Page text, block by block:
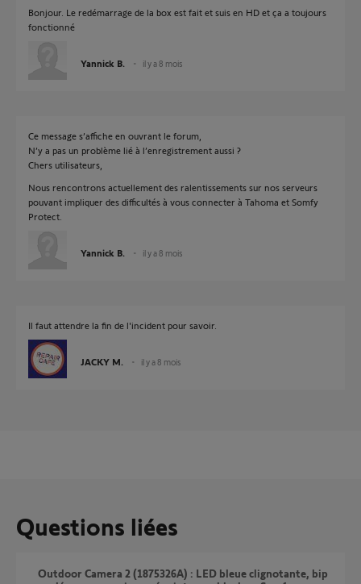
Bonjour. Le redémarrage de la box est fait et suis en HD et ça a toujours
fonctionné
Yannick B. il y a 8 mois
Ce message s’affiche en ouvrant le forum,
N’y a pas un problème lié à l’enregistrement aussi ?
Chers utilisateurs,
Nous rencontrons actuellement des ralentissements sur nos serveurs
pouvant impliquer des difficultés à vous connecter à Tahoma et Somfy
Protect.
Yannick B. il y a 8 mois
Il faut attendre la fin de l'incident pour savoir.
JACKY M. il y a 8 mois
Questions liées
Outdoor Camera 2 (1875326A) : LED bleue clignotante, bip